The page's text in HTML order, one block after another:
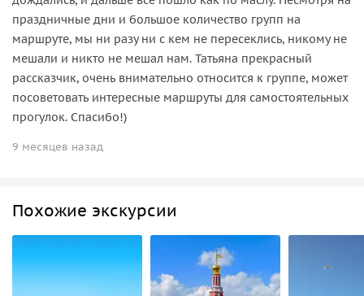
праздничные дни и большое количество групп на
маршруте, мы ни разу ни с кем не пересеклись, никому не
мешали и никто не мешал нам. Татьяна прекрасный
рассказчик, очень внимательно относится к группе, может
посоветовать интересные маршруты для самостоятельных
прогулок. Спасибо!)
9 месяцев назад
Похожие экскурсии